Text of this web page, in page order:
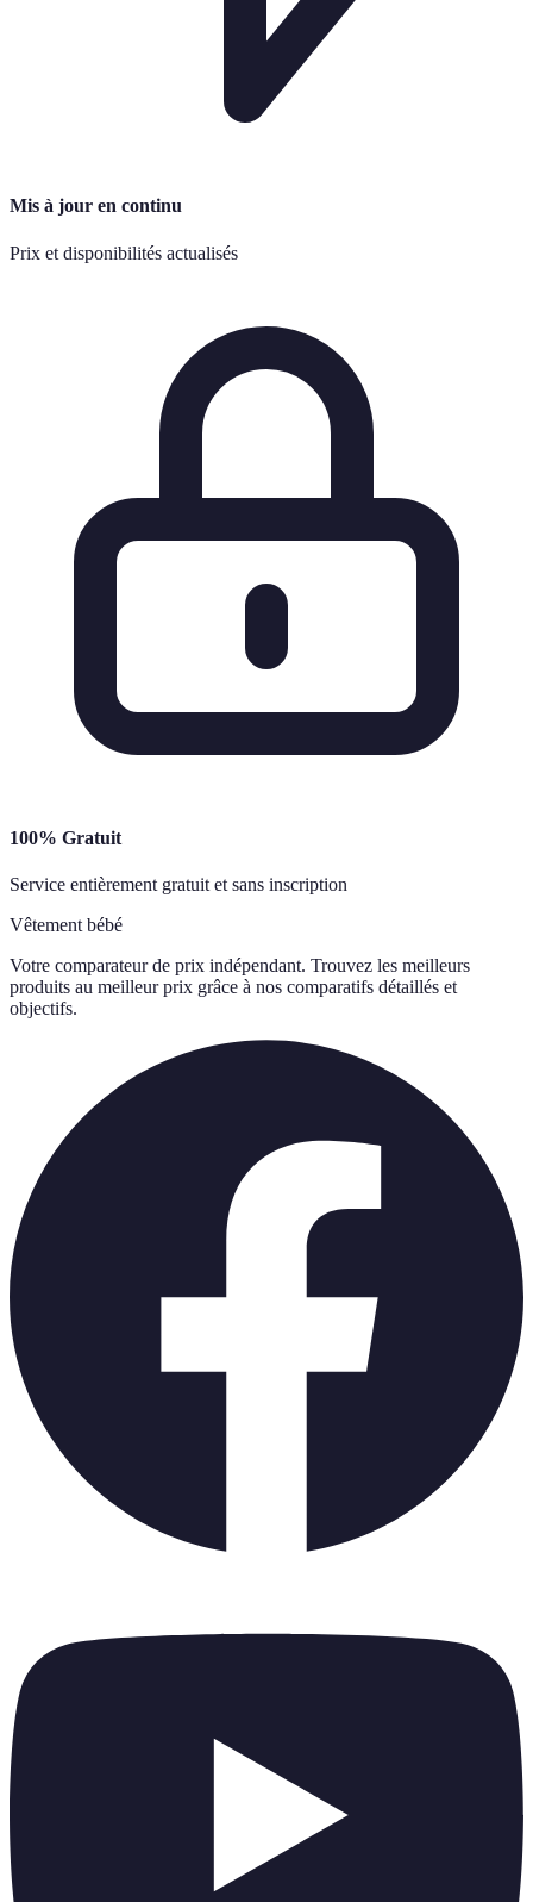
Mis à jour en continu
Prix et disponibilités actualisés
100% Gratuit
Service entièrement gratuit et sans inscription
Vêtement bébé
Votre comparateur de prix indépendant. Trouvez les meilleurs
produits au meilleur prix grâce à nos comparatifs détaillés et
objectifs.